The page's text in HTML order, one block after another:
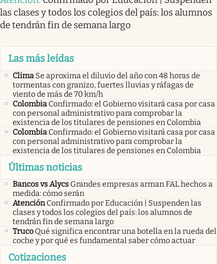
las clases y todos los colegios del país: los alumnos
de tendrán fin de semana largo
Las más leídas
Clima Se aproxima el diluvio del año con 48 horas de
tormentas con granizo, fuertes lluvias y ráfagas de
viento de más de 70 km/h
Colombia Confirmado: el Gobierno visitará casa por casa
con personal administrativo para comprobar la
existencia de los titulares de pensiones en Colombia
Colombia Confirmado: el Gobierno visitará casa por casa
con personal administrativo para comprobar la
existencia de los titulares de pensiones en Colombia
Últimas noticias
Bancos vs Alycs Grandes empresas arman FAL hechos a
medida: cómo serán
Atención Confirmado por Educación | Suspenden las
clases y todos los colegios del país: los alumnos de
tendrán fin de semana largo
Truco Qué significa encontrar una botella en la rueda del
coche y por qué es fundamental saber cómo actuar
Cotizaciones